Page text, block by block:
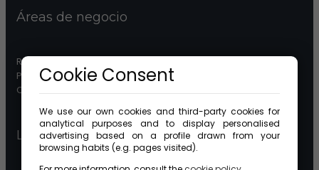
Áreas de negocio
Real Estate
Patrimonios
Comunidades
Legal
Cookie Consent
We use our own cookies and third-party cookies for
analytical purposes and to display personalised
advertising based on a profile drawn from your
browsing habits (e.g. pages visited).